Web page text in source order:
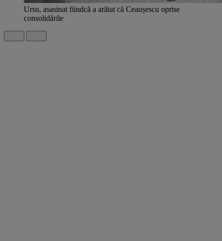
Ursu, asasinat fiindcă a arătat că Ceaușescu oprise
consolidările